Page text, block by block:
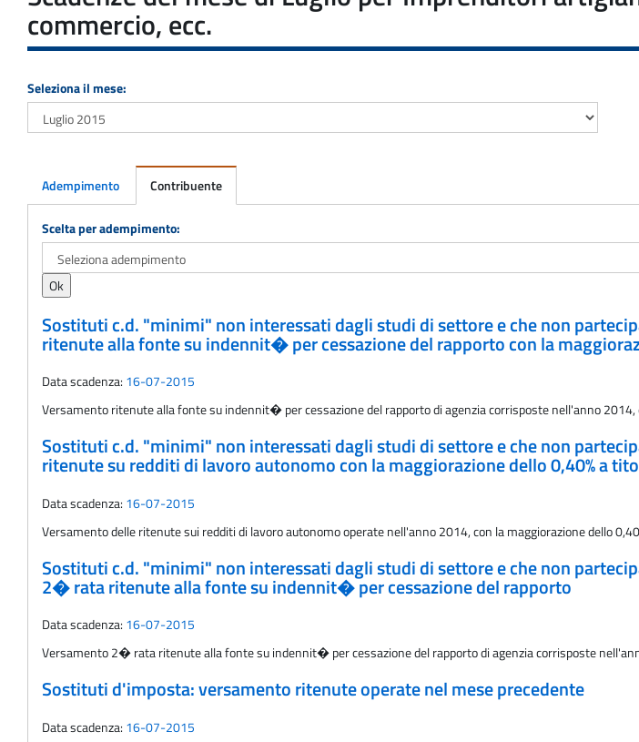
commercio, ecc.
Seleziona il mese:
Adempimento Contribuente
Adempimento
Scelta per adempimento:
Sostituti c.d. "minimi" non interessati dagli studi di settore e che non
ritenute alla fonte su indennit� per cessazione del rapporto con la
Data scadenza: 16-07-2015
Versamento ritenute alla fonte su indennit� per cessazione del rapporto di agenzia corrisposte nell'anno
Sostituti c.d. "minimi" non interessati dagli studi di settore e che non
ritenute su redditi di lavoro autonomo con la maggiorazione dello 0,40% a
Data scadenza: 16-07-2015
Versamento delle ritenute sui redditi di lavoro autonomo operate nell'anno 2014, con la maggiorazione dello
Sostituti c.d. "minimi" non interessati dagli studi di settore e che non
2� rata ritenute alla fonte su indennit� per cessazione del rapporto
Data scadenza: 16-07-2015
Versamento 2� rata ritenute alla fonte su indennit� per cessazione del rapporto di agenzia corrisposte
Sostituti d'imposta: versamento ritenute operate nel mese precedente
Data scadenza: 16-07-2015